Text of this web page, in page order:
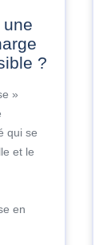
?
»
qui se
et le
en